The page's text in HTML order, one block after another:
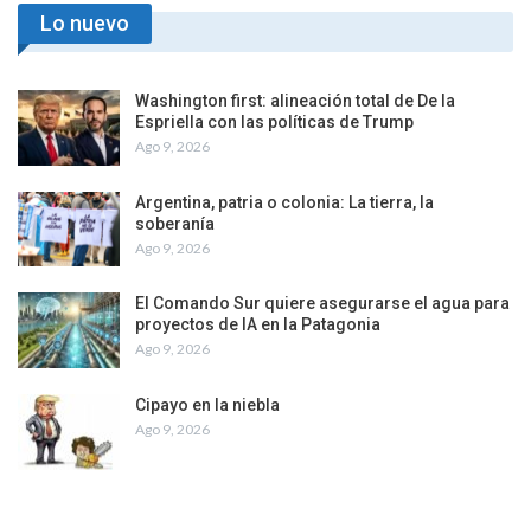
Lo nuevo
Washington first: alineación total de De la
Espriella con las políticas de Trump
Ago 9, 2026
Argentina, patria o colonia: La tierra, la
soberanía
Ago 9, 2026
El Comando Sur quiere asegurarse el agua para
proyectos de IA en la Patagonia
Ago 9, 2026
Cipayo en la niebla
Ago 9, 2026